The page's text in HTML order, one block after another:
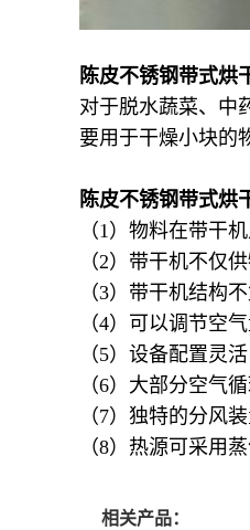
陈皮不锈钢带式烘
对于脱水蔬菜、中
要用于干燥小块的
陈皮不锈钢带式烘
（1）物料在带干
（2）带干机不仅
（3）带干机结构
（4）可以调节空
（5）设备配置灵
（6）大部分空气
（7）独特的分风
（8）热源可采用
相关产品：